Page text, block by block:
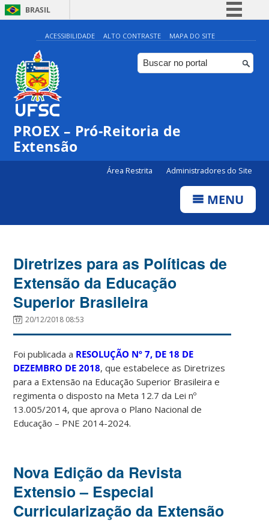
BRASIL
Simplifique!
Comunica BR
Participe
Canais
ACESSIBILIDADE ALTO CONTRASTE MAPA DO SITE
PROEX – Pró-Reitoria de
Extensão
Área Restrita Administradores do Site
MENU
Diretrizes para as Políticas de
Extensão da Educação
Superior Brasileira
20/12/2018 08:53
Foi publicada a RESOLUÇÃO Nº 7, DE 18 DE
DEZEMBRO DE 2018, que estabelece as Diretrizes
para a Extensão na Educação Superior Brasileira e
regimenta o disposto na Meta 12.7 da Lei nº
13.005/2014, que aprova o Plano Nacional de
Educação – PNE 2014-2024.
Nova Edição da Revista
Extensio – Especial
Curricularização da Extensão